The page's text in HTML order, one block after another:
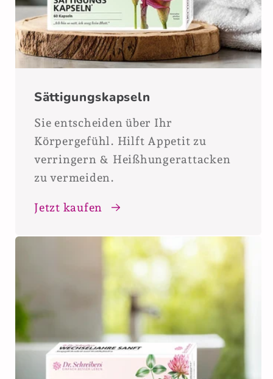
Sättigungskapseln
Sie entscheiden über Ihr
Körpergefühl. Hilft Appetit zu
verringern & Heißhungerattacken
zu vermeiden.
Jetzt kaufen